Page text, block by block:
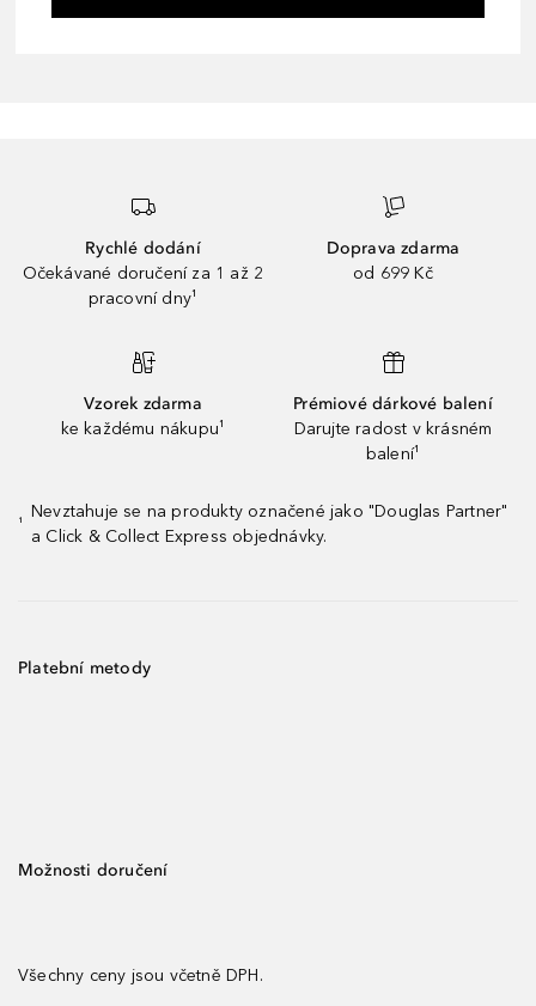
Rychlé dodání
Očekávané doručení za 1 až 2
pracovní dny¹
Doprava zdarma
od 699 Kč
Vzorek zdarma
ke každému nákupu¹
Prémiové dárkové balení
Darujte radost v krásném
balení¹
¹
Nevztahuje se na produkty označené jako "Douglas Partner"
a Click & Collect Express objednávky.
Platební metody
Možnosti doručení
Všechny ceny jsou včetně DPH.